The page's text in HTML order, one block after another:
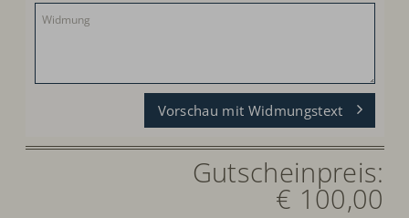
Vorschau mit Widmungstext
Gutscheinpreis:
€ 100,00